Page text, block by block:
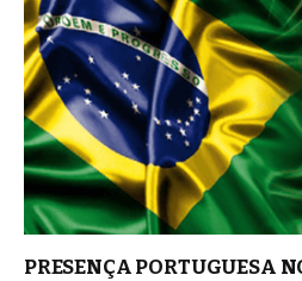
PRESENÇA PORTUGUESA